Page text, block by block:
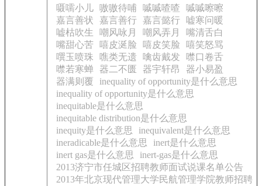
嗫嚅小儿 嗷嗷待哺 嘁嘁喳喳
嘁嘁嚓嚓
嘉言善状
嘉言善行 嘉言懿行
嘘寒问暖
嘘枯吹生
嘲风咏月 嘲风弄月
嘴清舌白
嘴甜心苦
嘻皮涎脸 嘻皮笑脸
嘻笑怒骂
噀玉喷珠
噍类无遗 噙齿戴发
噤口卷舌
噤若寒蝉
器二不匮 器宇轩昂
器小易盈
器满则覆
inequality of opportunity是什么意思
inequality of opportunity是什么意思
inequitable是什么意思
inequitable distribution是什么意思
inequity是什么意思
inequivalent是什么意思
ineradicable是什么意思
inert是什么意思
inert gas是什么意思
inert-gas是什么意思
2013济宁市任城区招聘教师面试说课名单公告
2013年北京现代管理大学民航管理学院教师招聘